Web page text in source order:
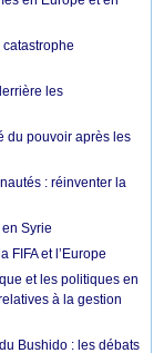
catastrophe
les
du pouvoir après les
: réinventer la
Syrie
FIFA et l’Europe
et les politiques en
à la gestion
Bushido : les débats